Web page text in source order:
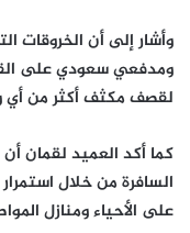
وأشار إلى أن
ومدفعي سعودي على
لقصف مكثف أكثر من
كما أكد العميد لقمان
السافرة من خلال
على الأحياء ومنازل